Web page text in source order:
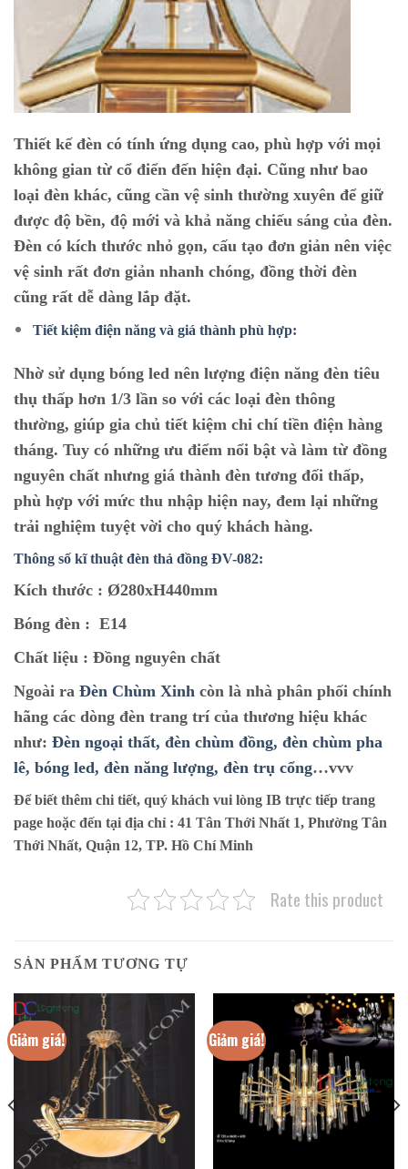
Thiết kế đèn có tính ứng dụng cao, phù hợp với mọi
không gian từ cổ điển đến hiện đại. Cũng như bao
loại đèn khác, cũng cần vệ sinh thường xuyên để giữ
được độ bền, độ mới và khả năng chiếu sáng của đèn.
Đèn có kích thước nhỏ gọn, cấu tạo đơn giản nên việc
vệ sinh rất đơn giản nhanh chóng, đồng thời đèn
cũng rất dễ dàng lắp đặt.
Tiết kiệm điện năng và giá thành phù hợp:
Nhờ sử dụng bóng led nên lượng điện năng đèn tiêu
thụ thấp hơn 1/3 lần so với các loại đèn thông
thường, giúp gia chủ tiết kiệm chi chí tiền điện hàng
tháng. Tuy có những ưu điểm nổi bật và làm từ đồng
nguyên chất nhưng giá thành đèn tương đối thấp,
phù hợp với mức thu nhập hiện nay, đem lại những
trải nghiệm tuyệt vời cho quý khách hàng.
Thông số kĩ thuật đèn thả đồng ĐV-082:
Kích thước : Ø280xH440mm
Bóng đèn : E14
Chất liệu : Đồng nguyên chất
Ngoài ra Đèn Chùm Xinh còn là nhà phân phối chính
hãng các dòng đèn trang trí của thương hiệu khác
như: Đèn ngoại thất, đèn chùm đồng, đèn chùm pha
lê, bóng led, đèn năng lượng, đèn trụ cổng…vvv
Để biết thêm chi tiết, quý khách vui lòng IB trực tiếp trang
page hoặc đến tại địa chỉ : 41 Tân Thới Nhất 1, Phường Tân
Thới Nhất, Quận 12, TP. Hồ Chí Minh
Rate this product
SẢN PHẨM TƯƠNG TỰ
Giảm giá! Giảm giá!